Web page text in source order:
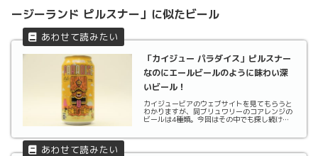
ージーランド ピルスナー」に似たビール
「カイジュー パラダイス」ピルスナー
なのにエールビールのように味わい深
いビール！
カイジュービアのウェブサイトを見てもらうと
わかりますが、同ブリュワリーのコアレンジの
ビールは4種類。今回はその中でも探し続けて
地チェコ、ピルセンのビールにインスパイアを
受けつつ新...